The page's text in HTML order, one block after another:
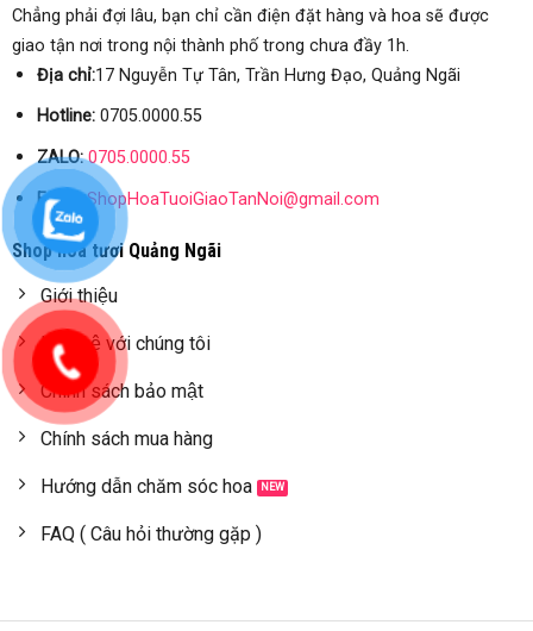
Chẳng phải đợi lâu, bạn chỉ cần điện đặt hàng và hoa sẽ được
giao tận nơi trong nội thành phố trong chưa đầy 1h.
Địa chỉ:17 Nguyễn Tự Tân, Trần Hưng Đạo, Quảng Ngãi
Hotline:0705.0000.55
ZALO: 0705.0000.55
Email: ShopHoaTuoiGiaoTanNoi@gmail.com
Shop hoa tươi Quảng Ngãi
Giới thiệu
Liên hệ với chúng tôi
Chính sách bảo mật
Chính sách mua hàng
Hướng dẫn chăm sóc hoa
FAQ ( Câu hỏi thường gặp )